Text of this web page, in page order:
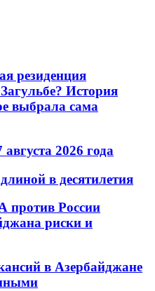
резиденция
История
выбрала сама
2026 года
в десятилетия
России
риски и
в Азербайджане